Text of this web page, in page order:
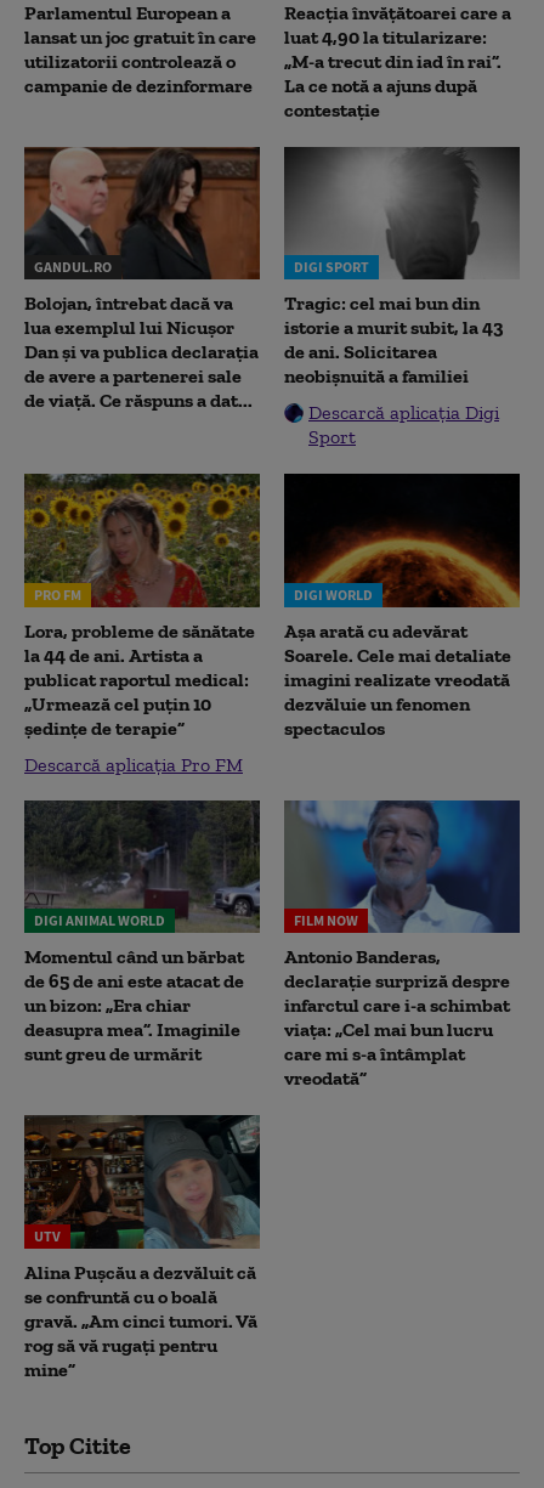
Parlamentul European a
lansat un joc gratuit în care
utilizatorii controlează o
campanie de dezinformare
Reacția învățătoarei care a
luat 4,90 la titularizare:
„M-a trecut din iad în rai”.
La ce notă a ajuns după
contestație
GANDUL.RO
Bolojan, întrebat dacă va
lua exemplul lui Nicușor
Dan și va publica declarația
de avere a partenerei sale
de viață. Ce răspuns a dat...
DIGI SPORT
Tragic: cel mai bun din
istorie a murit subit, la 43
de ani. Solicitarea
neobișnuită a familiei
Descarcă aplicația Digi
Sport
PRO FM
Lora, probleme de sănătate
la 44 de ani. Artista a
publicat raportul medical:
„Urmează cel puțin 10
ședințe de terapie”
Descarcă aplicația Pro FM
DIGI WORLD
Așa arată cu adevărat
Soarele. Cele mai detaliate
imagini realizate vreodată
dezvăluie un fenomen
spectaculos
DIGI ANIMAL WORLD
Momentul când un bărbat
de 65 de ani este atacat de
un bizon: „Era chiar
deasupra mea”. Imaginile
sunt greu de urmărit
FILM NOW
Antonio Banderas,
declarație surpriză despre
infarctul care i-a schimbat
viața: „Cel mai bun lucru
care mi s-a întâmplat
vreodată”
UTV
Alina Pușcău a dezvăluit că
se confruntă cu o boală
gravă. „Am cinci tumori. Vă
rog să vă rugați pentru
mine”
Top Citite